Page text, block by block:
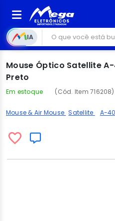
IA
Mouse Óptico Satellite A-
Preto
Em estoque (Cód. Item 716208)
Mouse & Air Mouse Satellite A-40